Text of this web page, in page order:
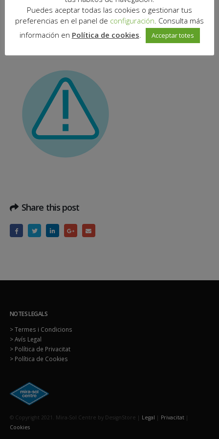
ATENCIÓ: Els dies 6 i 8 de desembre Mira-sol Centre romandrà
tancat.
Share this post
NOTES LEGALS
> Termes i Condicions
> Avís Legal
> Política de Privacitat
> Política de Cookies
© Copyright 2021. Mira-Sol Centre by DesignStore | Legal | Privacitat |
Cookies
Puedes aceptar todas las cookies o gestionar tus
preferencias en el panel de configuración . Consulta más
información en Política de cookies Acceptar totes